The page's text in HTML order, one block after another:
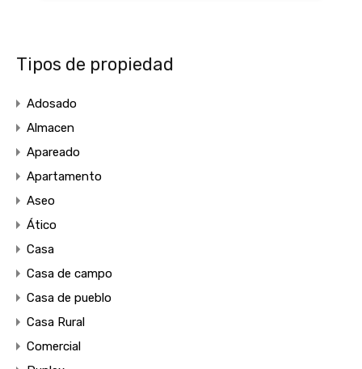
Tipos de propiedad
Adosado
Almacen
Apareado
Apartamento
Aseo
Ático
Casa
Casa de campo
Casa de pueblo
Casa Rural
Comercial